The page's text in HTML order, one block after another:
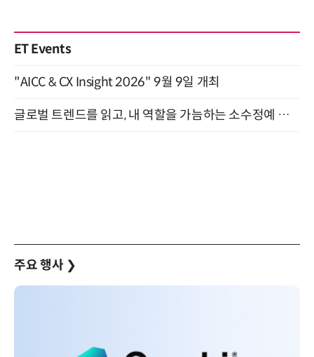
ET Events
"AICC & CX Insight 2026" 9월 9일 개최
글로벌 트렌드를 읽고, 내 역할을 가늠하는 소수정예 실습 워크숍 (8/28)
주요 행사 ❯